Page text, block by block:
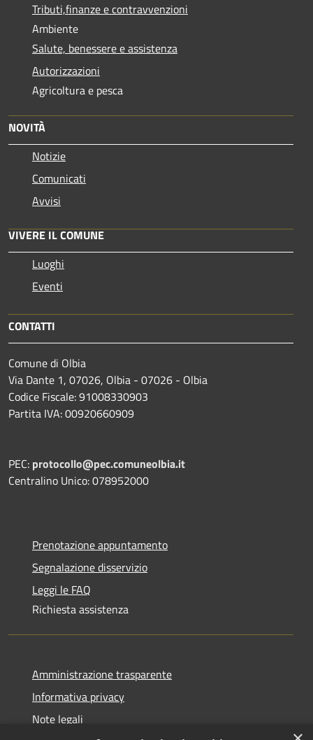
Tributi,finanze e contravvenzioni
Ambiente
Salute, benessere e assistenza
Autorizzazioni
Agricoltura e pesca
NOVITÀ
Notizie
Comunicati
Avvisi
VIVERE IL COMUNE
Luoghi
Eventi
CONTATTI
Comune di Olbia
Via Dante 1, 07026, Olbia - 07026 - Olbia
Codice Fiscale: 91008330903
Partita IVA: 00920660909
PEC: protocollo@pec.comuneolbia.it
Centralino Unico: 078952000
Prenotazione appuntamento
Segnalazione disservizio
Leggi le FAQ
Richiesta assistenza
Amministrazione trasparente
Informativa privacy
Note legali